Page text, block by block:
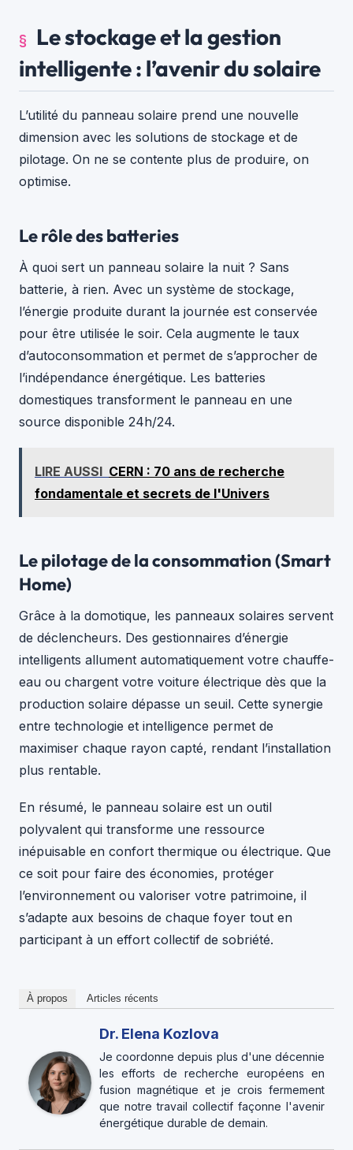
Le stockage et la gestion
intelligente : l’avenir du solaire
L’utilité du panneau solaire prend une nouvelle
dimension avec les solutions de stockage et de
pilotage. On ne se contente plus de produire, on
optimise.
Le rôle des batteries
À quoi sert un panneau solaire la nuit ? Sans
batterie, à rien. Avec un système de stockage,
l’énergie produite durant la journée est conservée
pour être utilisée le soir. Cela augmente le taux
d’autoconsommation et permet de s’approcher de
l’indépendance énergétique. Les batteries
domestiques transforment le panneau en une
source disponible 24h/24.
LIRE AUSSI CERN : 70 ans de recherche
fondamentale et secrets de l'Univers
Le pilotage de la consommation (Smart
Home)
Grâce à la domotique, les panneaux solaires servent
de déclencheurs. Des gestionnaires d’énergie
intelligents allument automatiquement votre chauffe-
eau ou chargent votre voiture électrique dès que la
production solaire dépasse un seuil. Cette synergie
entre technologie et intelligence permet de
maximiser chaque rayon capté, rendant l’installation
plus rentable.
En résumé, le panneau solaire est un outil
polyvalent qui transforme une ressource
inépuisable en confort thermique ou électrique. Que
ce soit pour faire des économies, protéger
l’environnement ou valoriser votre patrimoine, il
s’adapte aux besoins de chaque foyer tout en
participant à un effort collectif de sobriété.
À propos Articles récents
Dr. Elena Kozlova
Je coordonne depuis plus d'une décennie
les efforts de recherche européens en
fusion magnétique et je crois fermement
que notre travail collectif façonne l'avenir
énergétique durable de demain.